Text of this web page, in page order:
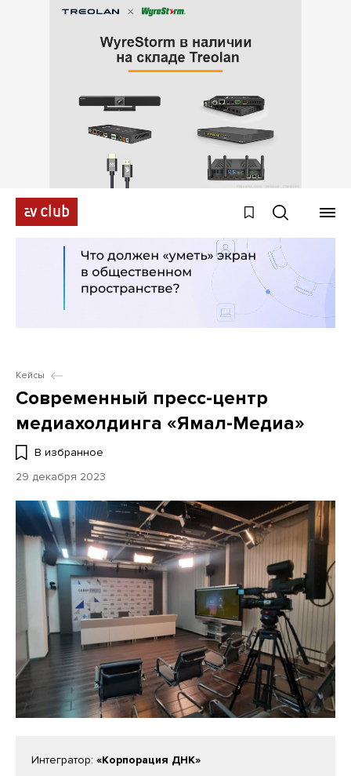
Кейсы
Современный пресс-центр
медиахолдинга «Ямал-Медиа»
В избранное
29 декабря 2023
Интегратор: «Корпорация ДНК»